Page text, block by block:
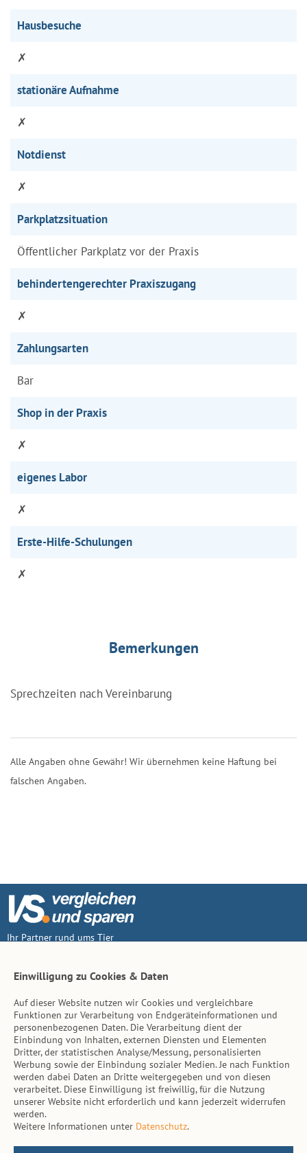
Hausbesuche
✗
stationäre Aufnahme
✗
Notdienst
✗
Parkplatzsituation
Öffentlicher Parkplatz vor der Praxis
behindertengerechter Praxiszugang
✗
Zahlungsarten
Bar
Shop in der Praxis
✗
eigenes Labor
✗
Erste-Hilfe-Schulungen
✗
Bemerkungen
Sprechzeiten nach Vereinbarung
Alle Angaben ohne Gewähr! Wir übernehmen keine Haftung bei
falschen Angaben.
Ihr Partner rund ums Tier
Inhalt
Tierarzt-Suche
Hinweise
AGB
Impressum
Datenschutz
Kontakt
Einwilligung zu Cookies & Daten
Auf dieser Website nutzen wir Cookies und vergleichbare
Funktionen zur Verarbeitung von Endgeräteinformationen und
personenbezogenen Daten. Die Verarbeitung dient der
Einbindung von Inhalten, externen Diensten und Elementen
Dritter, der statistischen Analyse/Messung, personalisierten
Werbung sowie der Einbindung sozialer Medien. Je nach Funktion
werden dabei Daten an Dritte weitergegeben und von diesen
verarbeitet. Diese Einwilligung ist freiwillig, für die Nutzung
unserer Website nicht erforderlich und kann jederzeit widerrufen
werden.
Weitere Informationen unter Datenschutz.